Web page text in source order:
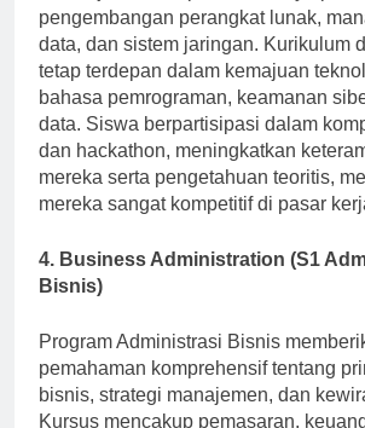
menonjol karena penekanannya pada
pengembangan perangkat lunak,
data, dan sistem jaringan. Kurikulum
tetap terdepan dalam kemajuan
bahasa pemrograman, keamanan
data. Siswa berpartisipasi dalam
dan hackathon, meningkatkan
mereka serta pengetahuan teoritis,
4. Business Administration (S1
Program Administrasi Bisnis
pemahaman komprehensif tentang
bisnis, strategi manajemen, dan